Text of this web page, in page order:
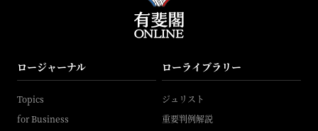
ロージャーナル
Topics
for Business
ローライブラリー
ジュリスト
重要判例解説